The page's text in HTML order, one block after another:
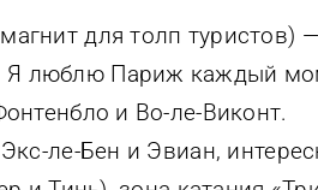
для толп
Париж каждый
и Во-ле-Виконт.
ле-Бен и Эвиан,